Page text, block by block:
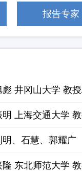
报告专家
彪 井冈山大学 教
明 上海交通大学
明、石慧、郭耀广
隆 东北师范大学